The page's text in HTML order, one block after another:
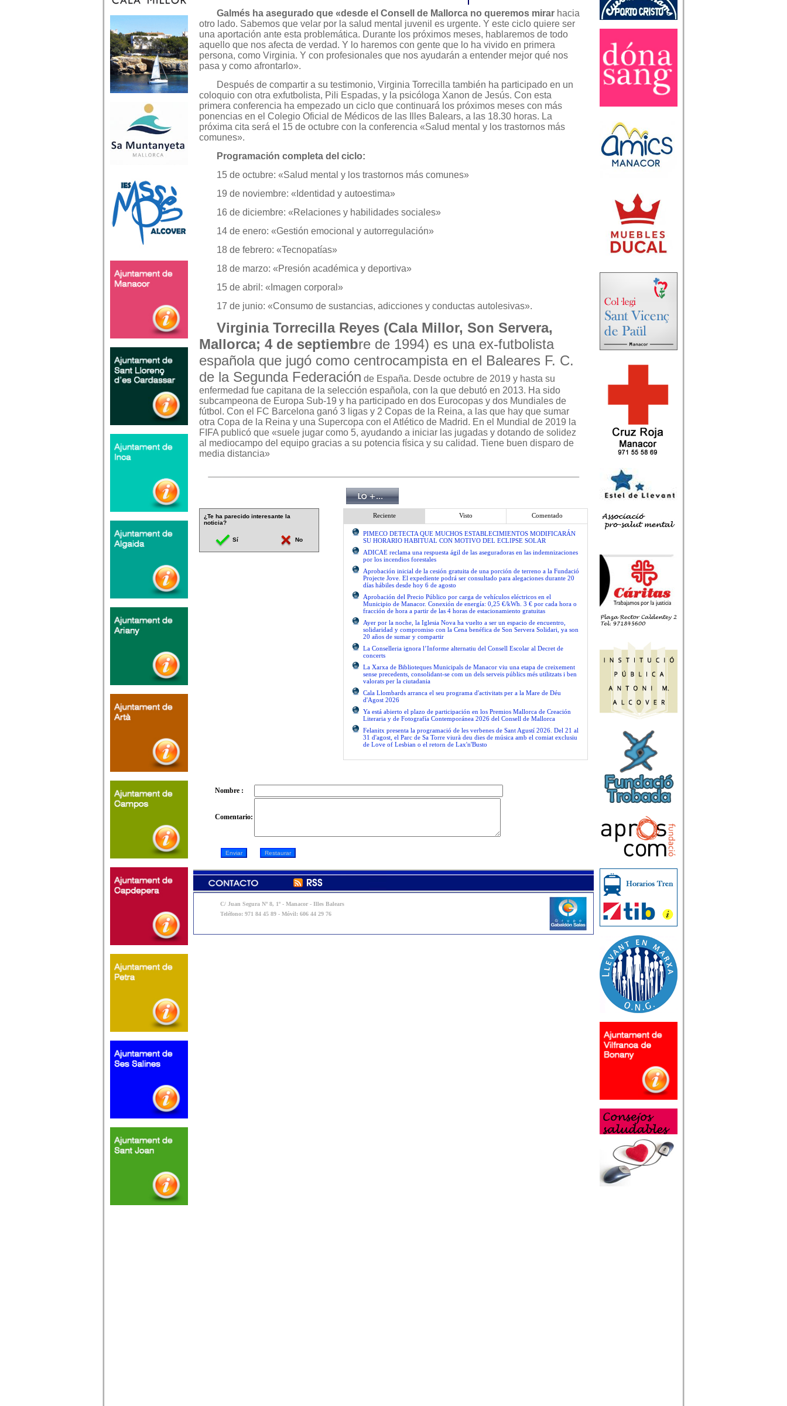
Galmés ha asegurado que «desde el Consell de Mallorca no queremos mirar hacia
otro lado. Sabemos que velar por la salud mental juvenil es urgente. Y este ciclo quiere ser
una aportación ante esta problemática. Durante los próximos meses, hablaremos de todo
aquello que nos afecta de verdad. Y lo haremos con gente que lo ha vivido en primera
persona, como Virginia. Y con profesionales que nos ayudarán a entender mejor qué nos
pasa y como afrontarlo».
Después de compartir a su testimonio, Virginia Torrecilla también ha participado en un
coloquio con otra exfutbolista, Pili Espadas, y la psicóloga Xanon de Jesús. Con esta
primera conferencia ha empezado un ciclo que continuará los próximos meses con más
ponencias en el Colegio Oficial de Médicos de las Illes Balears, a las 18.30 horas. La
próxima cita será el 15 de octubre con la conferencia «Salud mental y los trastornos más
comunes».
Programación completa del ciclo:
15 de octubre: «Salud mental y los trastornos más comunes»
19 de noviembre: «Identidad y autoestima»
16 de diciembre: «Relaciones y habilidades sociales»
14 de enero: «Gestión emocional y autorregulación»
18 de febrero: «Tecnopatías»
18 de marzo: «Presión académica y deportiva»
15 de abril: «Imagen corporal»
17 de junio: «Consumo de sustancias, adicciones y conductas autolesivas».
Virginia Torrecilla Reyes (Cala Millor, Son Servera,
Mallorca; 4 de septiembre de 1994) es una ex-futbolista
española que jugó como centrocampista en el Baleares F. C.
de la Segunda Federación de España. Desde octubre de 2019 y hasta su
enfermedad fue capitana de la selección española, con la que debutó en 2013. Ha sido
subcampeona de Europa Sub-19 y ha participado en dos Eurocopas y dos Mundiales de
fútbol. Con el FC Barcelona ganó 3 ligas y 2 Copas de la Reina, a las que hay que sumar
otra Copa de la Reina y una Supercopa con el Atlético de Madrid. En el Mundial de 2019 la
FIFA publicó que «suele jugar como 5, ayudando a iniciar las jugadas y dotando de solidez
al mediocampo del equipo gracias a su potencia física y su calidad. Tiene buen disparo de
media distancia»
¿Te ha parecido interesante la
noticia?
Sí No
Reciente Visto Comentado
PIMECO DETECTA QUE MUCHOS ESTABLECIMIENTOS MODIFICARÁN
SU HORARIO HABITUAL CON MOTIVO DEL ECLIPSE SOLAR
ADICAE reclama una respuesta ágil de las aseguradoras en las indemnizaciones
por los incendios forestales
Aprobación inicial de la cesión gratuita de una porción de terreno a la Fundació
Projecte Jove. El expediente podrá ser consultado para alegaciones durante 20
días hábiles desde hoy 6 de agosto
Aprobación del Precio Público por carga de vehículos eléctricos en el
Municipio de Manacor. Conexión de energía: 0,25 €/kWh. 3 € por cada hora o
fracción de hora a partir de las 4 horas de estacionamiento gratuitas
Ayer por la noche, la Iglesia Nova ha vuelto a ser un espacio de encuentro,
solidaridad y compromiso con la Cena benéfica de Son Servera Solidari, ya son
20 años de sumar y compartir
La Conselleria ignora l’Informe alternatiu del Consell Escolar al Decret de
concerts
La Xarxa de Biblioteques Municipals de Manacor viu una etapa de creixement
sense precedents, consolidant-se com un dels serveis públics més utilitzats i ben
valorats per la ciutadania
Cala Llombards arranca el seu programa d'activitats per a la Mare de Déu
d'Agost 2026
Ya está abierto el plazo de participación en los Premios Mallorca de Creación
Literaria y de Fotografía Contemporánea 2026 del Consell de Mallorca
Felanitx presenta la programació de les verbenes de Sant Agustí 2026. Del 21 al
31 d'agost, el Parc de Sa Torre viurà deu dies de música amb el comiat exclusiu
de Love of Lesbian o el retorn de Lax'n'Busto
Nombre :
Comentario:
C/ Juan Segura Nº 8, 1º - Manacor - Illes Balears
Teléfono: 971 84 45 89 - Móvil: 606 44 29 76